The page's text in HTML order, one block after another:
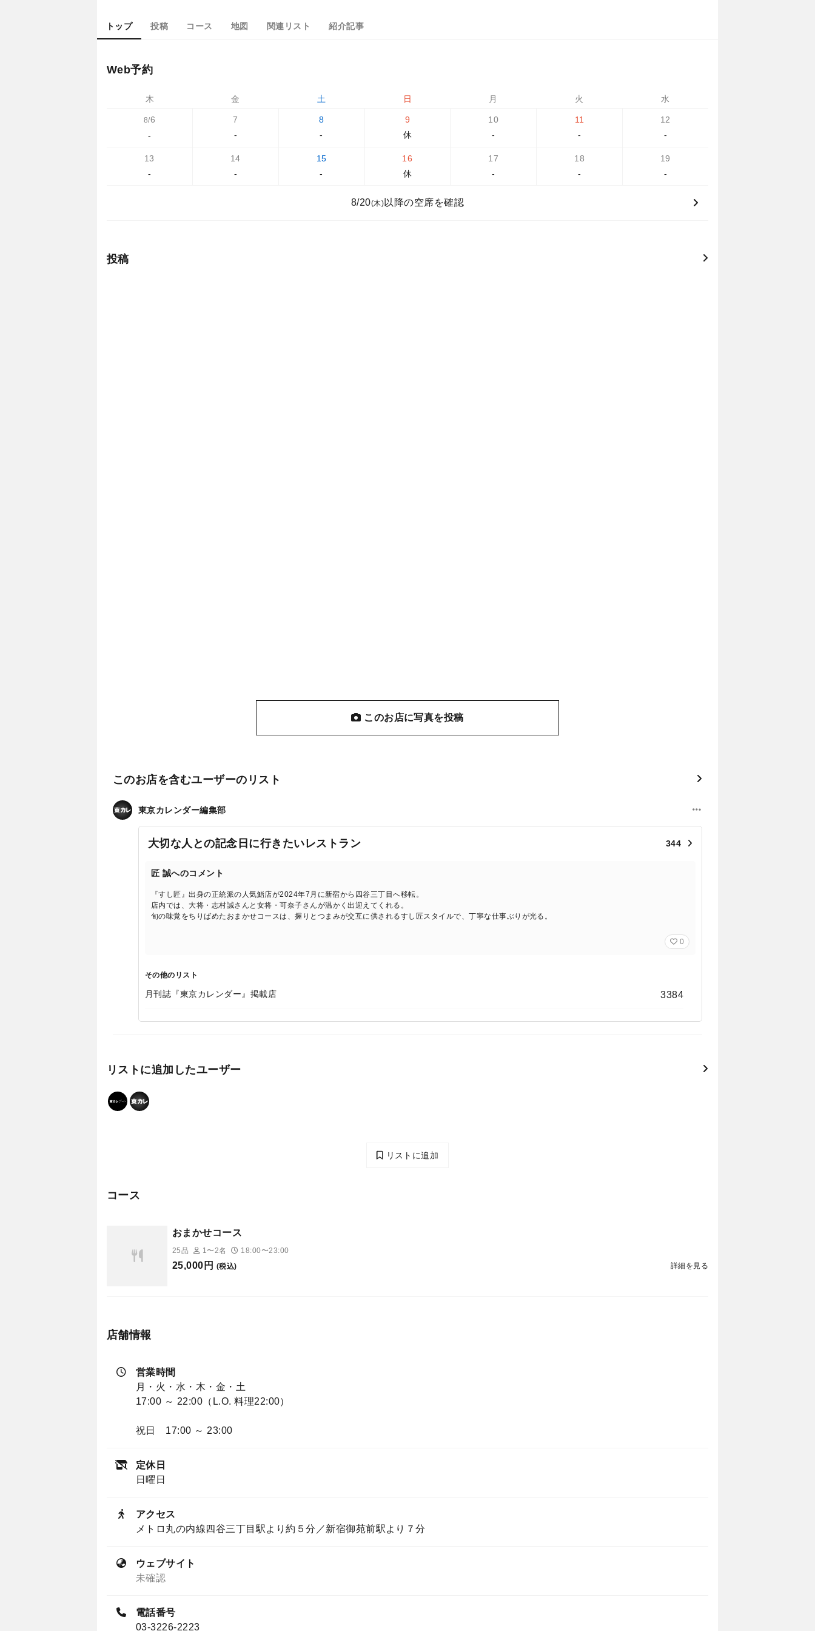
トップ 投稿 コース 地図 関連リスト 紹介記事
Web予約
木 金 土 日 月 火 水
8/6
-
7
-
8
-
9
休
10
-
11
-
12
-
13
-
14
-
15
-
16
休
17
-
18
-
19
-
8/20(木) 以降の空席を確認
投稿
このお店に写真を投稿
このお店を含むユーザーのリスト
東京カレンダー編集部
大切な人との記念日に行きたいレストラン 344
匠 誠へのコメント
『すし匠』出身の正統派の人気鮨店が2024年7月に新宿から四谷三丁目へ移転。
店内では、大将・志村誠さんと女将・可奈子さんが温かく出迎えてくれる。
旬の味覚をちりばめたおまかせコースは、握りとつまみが交互に供されるすし匠スタイルで、丁寧な仕事ぶりが光る。
0
その他のリスト
月刊誌『東京カレンダー』掲載店 3384
リストに追加したユーザー
リストに追加
コース
おまかせコース
25品 1〜2名 18:00〜23:00
25,000円 (税込) 詳細を見る
店舗情報
営業時間
月・火・水・木・金・土
17:00 ～ 22:00（L.O. 料理22:00）
祝日 17:00 ～ 23:00
定休日
日曜日
アクセス
メトロ丸の内線四谷三丁目駅より約５分／新宿御苑前駅より７分
ウェブサイト
未確認
電話番号
03-3226-2223